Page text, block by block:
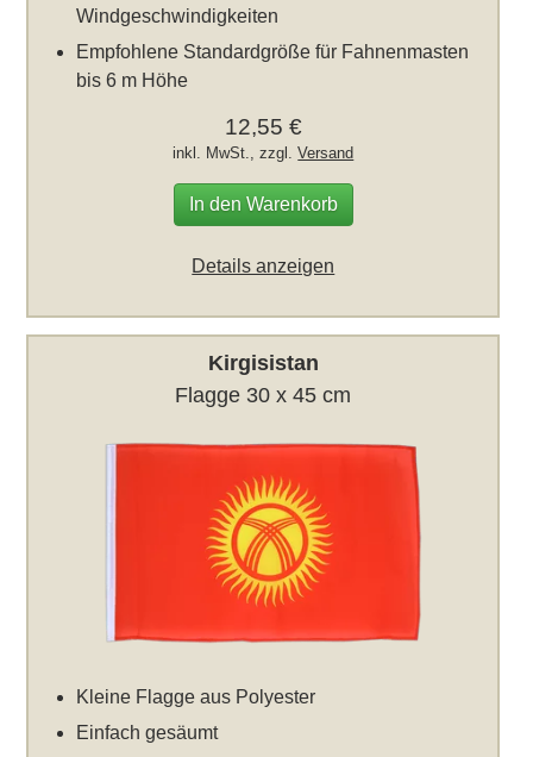
Windgeschwindigkeiten
Empfohlene Standardgröße für Fahnenmasten
bis 6 m Höhe
12,55 €
inkl. MwSt., zzgl.Versand
In den Warenkorb
Details anzeigen
Kirgisistan
Flagge 30 x 45 cm
Kleine Flagge aus Polyester
Einfach gesäumt